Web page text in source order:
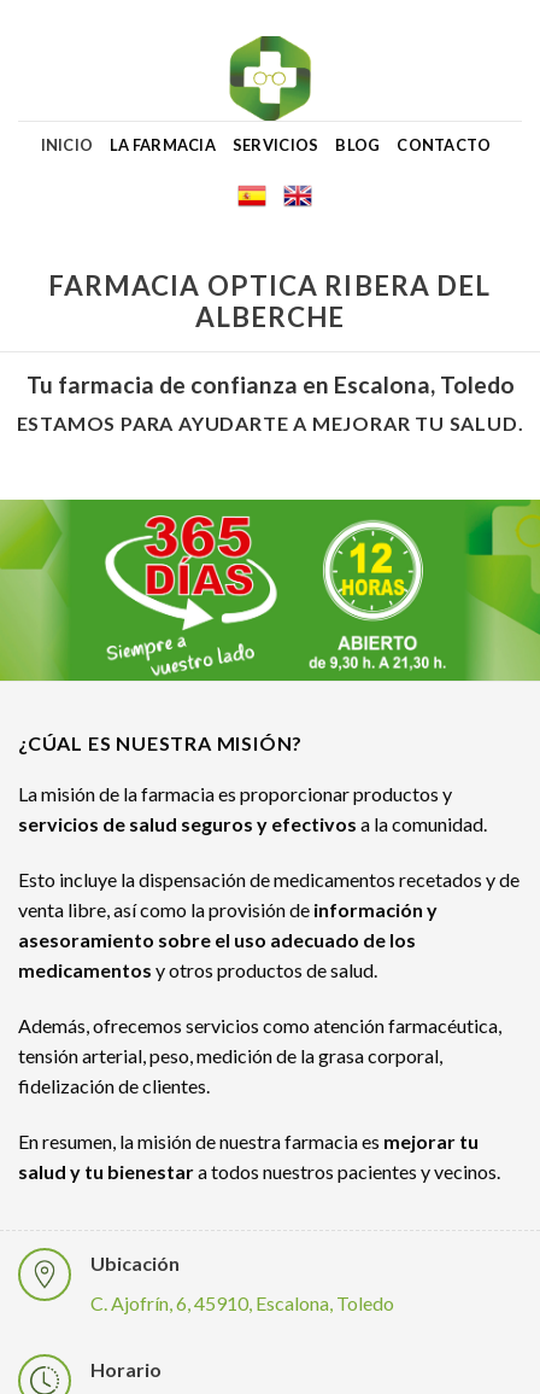
INICIO LA FARMACIA SERVICIOS BLOG CONTACTO
FARMACIA OPTICA RIBERA DEL
ALBERCHE
Tu farmacia de confianza en Escalona, Toledo
ESTAMOS PARA AYUDARTE A MEJORAR TU SALUD.
¿CÚAL ES NUESTRA MISIÓN?
La misión de la farmacia es proporcionar productos y
servicios de salud seguros y efectivos a la comunidad.
Esto incluye la dispensación de medicamentos recetados y de
venta libre, así como la provisión de información y
asesoramiento sobre el uso adecuado de los
medicamentos y otros productos de salud.
Además, ofrecemos servicios como atención farmacéutica,
tensión arterial, peso, medición de la grasa corporal,
fidelización de clientes.
En resumen, la misión de nuestra farmacia es mejorar tu
salud y tu bienestara todos nuestros pacientes y vecinos.
Ubicación
C. Ajofrín, 6, 45910, Escalona, Toledo
Horario